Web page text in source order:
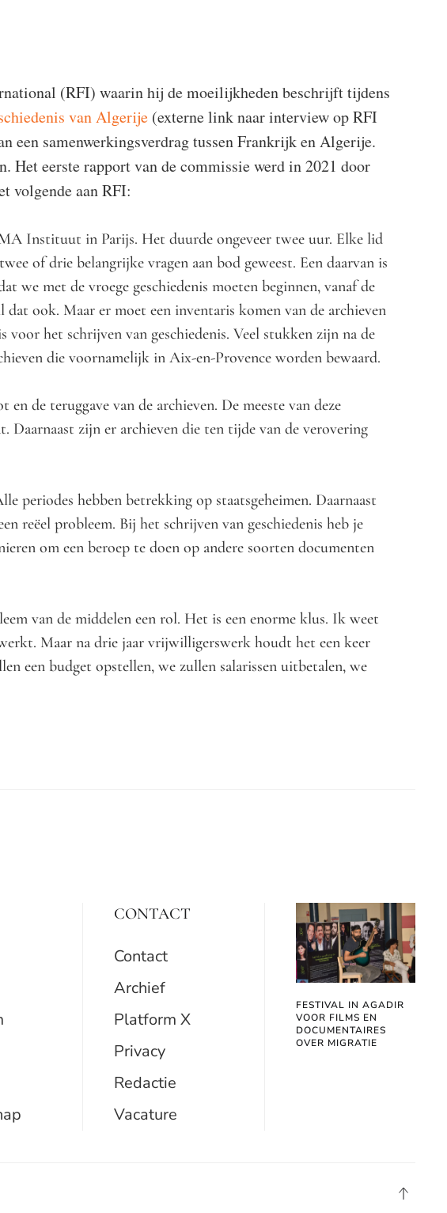
(RFI) waarin hij de moeilijkheden beschrijft tijdens
van Algerije (externe link naar interview op RFI
een samenwerkingsverdrag tussen Frankrijk en Algerije.
Het eerste rapport van de commissie werd in 2021 door
volgende aan RFI:
Instituut in Parijs. Het duurde ongeveer twee uur. Elke lid
of drie belangrijke vragen aan bod geweest. Een daarvan is
we met de vroege geschiedenis moeten beginnen, vanaf de
dat ook. Maar er moet een inventaris komen van de archieven
het schrijven van geschiedenis. Veel stukken zijn na de
die voornamelijk in Aix-en-Provence worden bewaard.
de teruggave van de archieven. De meeste van deze
Daarnaast zijn er archieven die ten tijde van de verovering
periodes hebben betrekking op staatsgeheimen. Daarnaast
reëel probleem. Bij het schrijven van geschiedenis heb je
om een ​​beroep te doen op andere soorten documenten
van de middelen een rol. Het is een enorme klus. Ik weet
Maar na drie jaar vrijwilligerswerk houdt het een keer
een budget opstellen, we zullen salarissen uitbetalen, we
CONTACT
Contact
Archief
Platform X
Privacy
Redactie
Vacature
FESTIVAL IN AGADIR
VOOR FILMS EN
DOCUMENTAIRES
OVER MIGRATIE